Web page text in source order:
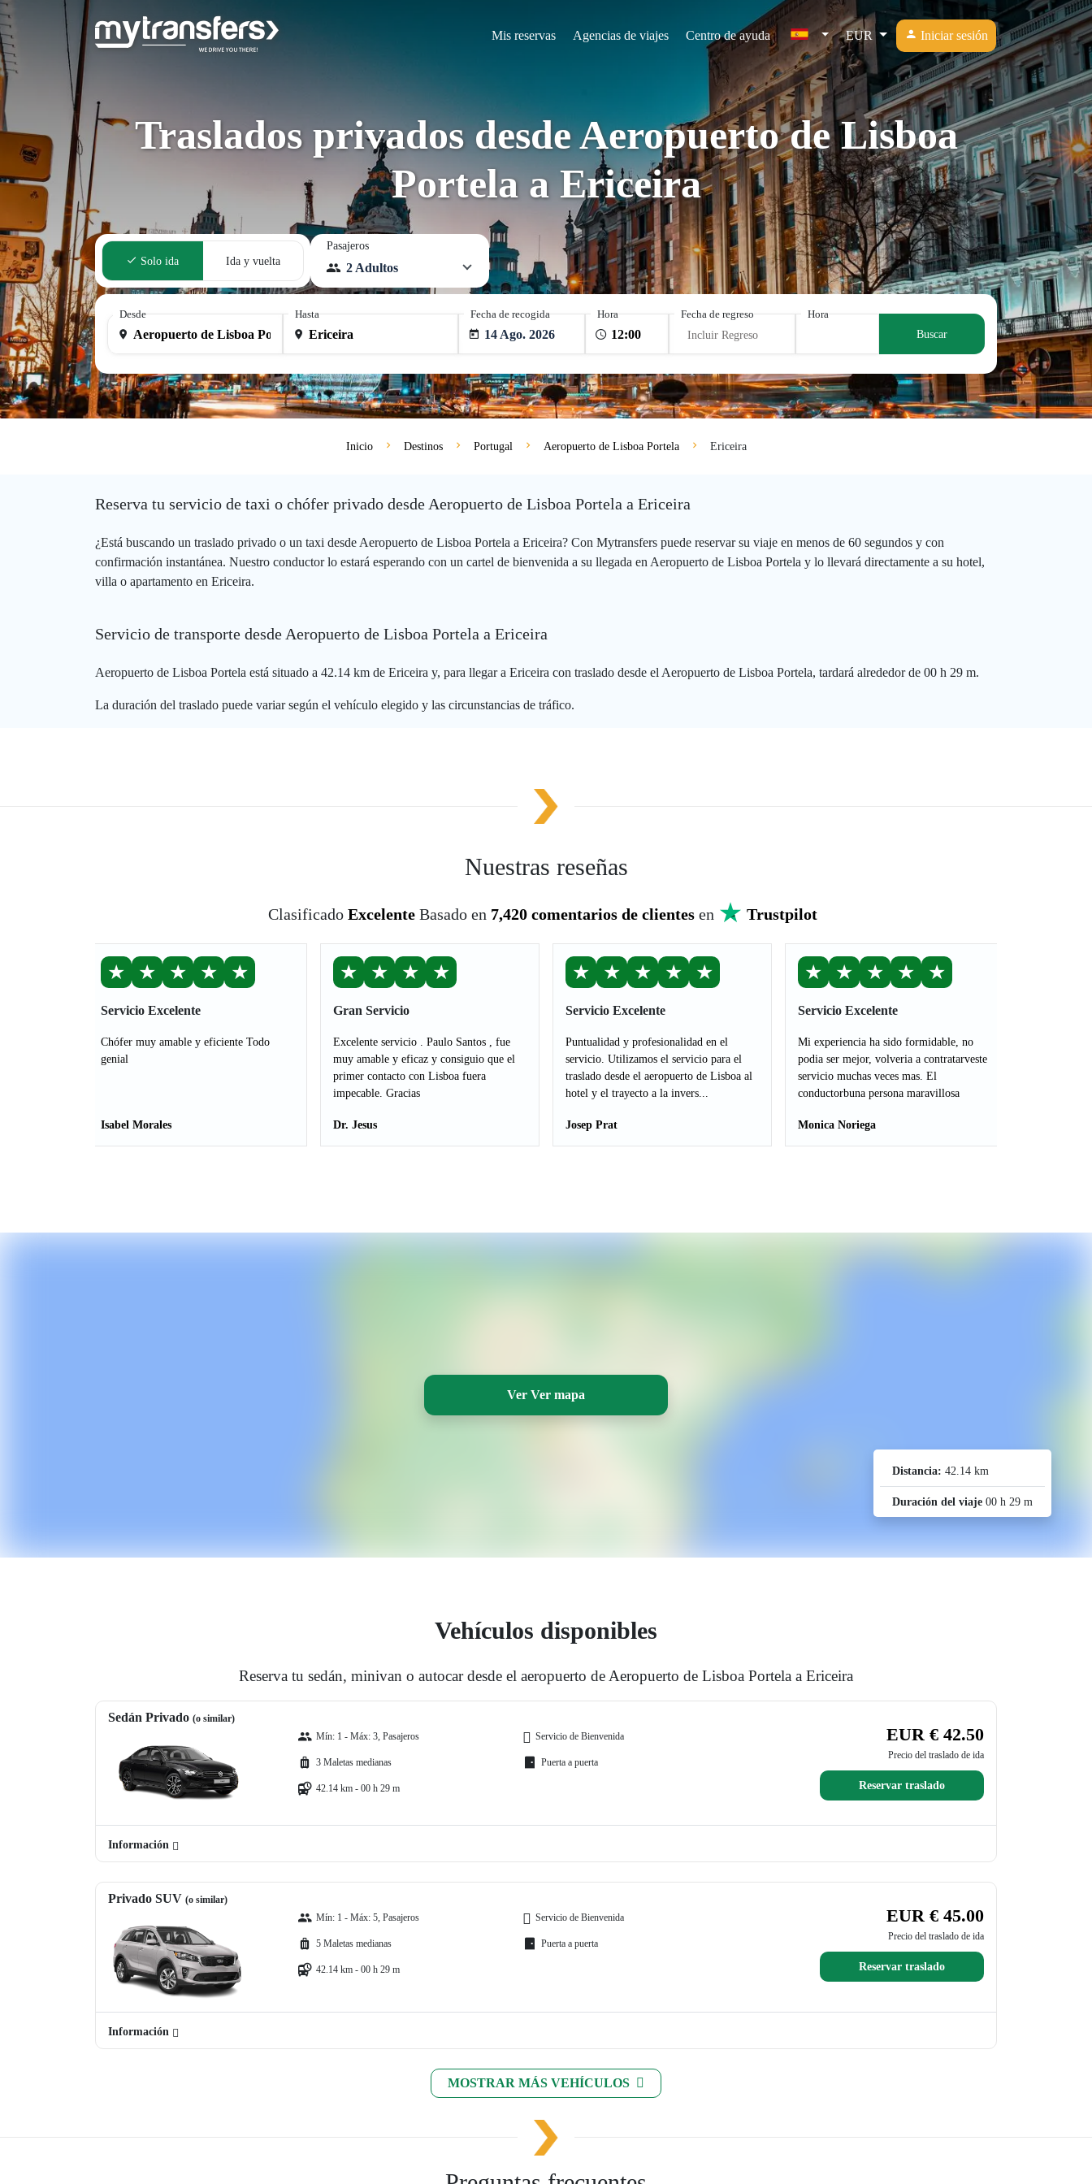
Mis reservas Agencias de viajes Centro de ayuda EUR Iniciar sesión
Traslados privados desde Aeropuerto de Lisboa
Portela a Ericeira
Solo ida Ida y vuelta
Pasajeros
2 Adultos
Desde Hasta Fecha de recogida
14 Ago. 2026
Hora
Fecha de regreso
Incluir Regreso
Hora
Buscar
Inicio Destinos Portugal Aeropuerto de Lisboa Portela Ericeira
Reserva tu servicio de taxi o chófer privado desde Aeropuerto de Lisboa Portela a Ericeira
¿Está buscando un traslado privado o un taxi desde Aeropuerto de Lisboa Portela a Ericeira? Con Mytransfers puede reservar su viaje en menos de 60 segundos y con
confirmación instantánea. Nuestro conductor lo estará esperando con un cartel de bienvenida a su llegada en Aeropuerto de Lisboa Portela y lo llevará directamente a su hotel,
villa o apartamento en Ericeira.
Servicio de transporte desde Aeropuerto de Lisboa Portela a Ericeira
Aeropuerto de Lisboa Portela está situado a 42.14 km de Ericeira y, para llegar a Ericeira con traslado desde el Aeropuerto de Lisboa Portela, tardará alrededor de 00 h 29 m.
La duración del traslado puede variar según el vehículo elegido y las circunstancias de tráfico.
Nuestras reseñas
Clasificado Excelente Basado en 7,420 comentarios de clientes en Trustpilot
★ ★ ★ ★ ★
Servicio Excelente
Chófer muy amable y eficiente Todo
genial
Isabel Morales
★ ★ ★ ★
Gran Servicio
Excelente servicio . Paulo Santos , fue
muy amable y eficaz y consiguio que el
primer contacto con Lisboa fuera
impecable. Gracias
Dr. Jesus
★ ★ ★ ★ ★
Servicio Excelente
Puntualidad y profesionalidad en el
servicio. Utilizamos el servicio para el
traslado desde el aeropuerto de Lisboa al
hotel y el trayecto a la invers...
Josep Prat
★ ★ ★ ★ ★
Servicio Excelente
Mi experiencia ha sido formidable, no
podia ser mejor, volveria a contratarveste
servicio muchas veces mas. El
conductorbuna persona maravillosa
Monica Noriega
Ver Ver mapa
Distancia: 42.14 km
Duración del viaje 00 h 29 m
Vehículos disponibles
Reserva tu sedán, minivan o autocar desde el aeropuerto de Aeropuerto de Lisboa Portela a Ericeira
Sedán Privado (o similar)
Mín: 1 - Máx: 3, Pasajeros
3 Maletas medianas
42.14 km - 00 h 29 m
Servicio de Bienvenida
Puerta a puerta
EUR € 42.50
Precio del traslado de ida
Reservar traslado
Información
Privado SUV (o similar)
Mín: 1 - Máx: 5, Pasajeros
5 Maletas medianas
42.14 km - 00 h 29 m
Servicio de Bienvenida
Puerta a puerta
EUR € 45.00
Precio del traslado de ida
Reservar traslado
Información
MOSTRAR MÁS VEHÍCULOS